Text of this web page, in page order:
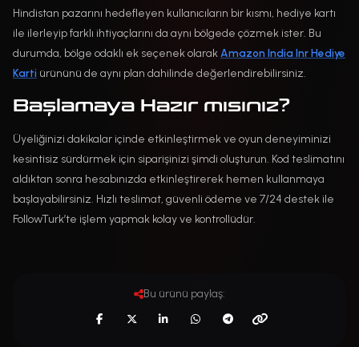
Hindistan pazarını hedefleyen kullanıcıların bir kısmı, hediye kartı
ile ilerleyip farklı ihtiyaçlarını da aynı bölgede çözmek ister. Bu
durumda, bölge odaklı ek seçenek olarakAmazon India Inr Hediye
Karti ürününü de aynı plan dahilinde değerlendirebilirsiniz.
Başlamaya Hazır mısınız?
Üyeliğinizi dakikalar içinde etkinleştirmek ve oyun deneyiminizi
kesintisiz sürdürmek için siparişinizi şimdi oluşturun. Kod teslimatını
aldıktan sonra hesabınızda etkinleştirerek hemen kullanmaya
başlayabilirsiniz. Hızlı teslimat, güvenli ödeme ve 7/24 destek ile
FollowTurk’te işlem yapmak kolay ve kontrollüdür.
Bu ürünü paylaş: